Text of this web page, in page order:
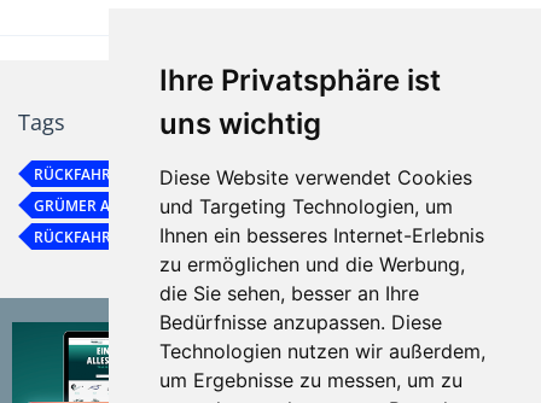
Ihre Privatsphäre ist
uns wichtig
Diese Website verwendet Cookies
und Targeting Technologien, um
Ihnen ein besseres Internet-Erlebnis
zu ermöglichen und die Werbung,
die Sie sehen, besser an Ihre
Bedürfnisse anzupassen. Diese
Technologien nutzen wir außerdem,
um Ergebnisse zu messen, um zu
Tags
RÜCKFAHRSPERRE
EISENWERK GRÜMER
GRÜMER AUFLAUFEINRICHTUNG
ALBE EM 140
RÜCKFAHRSPERRE GRÜMER
F 1160